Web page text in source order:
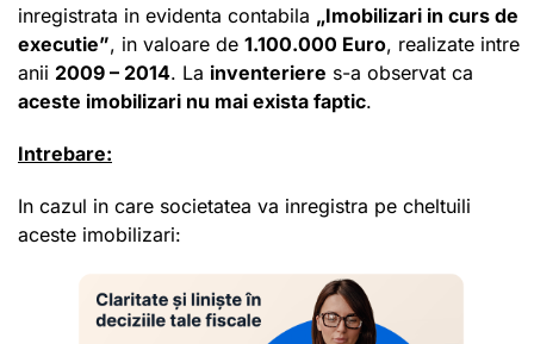
inregistrata in evidenta contabila „Imobilizari in curs de
executie”, in valoare de 1.100.000 Euro, realizate intre
anii 2009 – 2014. La inventeriere s-a observat ca
aceste imobilizari nu mai exista faptic.
Intrebare:
In cazul in care societatea va inregistra pe cheltuili
aceste imobilizari: